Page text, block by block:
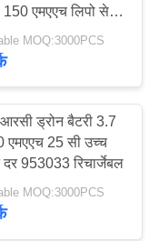
150 एमएएच लिपो सेल
उच्च दर 15 सी
MOQ:3000PCS
आरसी ड्रोन बैटरी 3.7
एमएएच 25 सी उच्च
दर 953033 रिचार्जेबल
MOQ:3000PCS